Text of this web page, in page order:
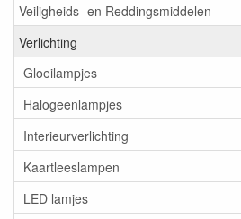
Veiligheids- en Reddingsmiddelen
Verlichting
Gloeilampjes
Halogeenlampjes
Interieurverlichting
Kaartleeslampen
LED lamjes